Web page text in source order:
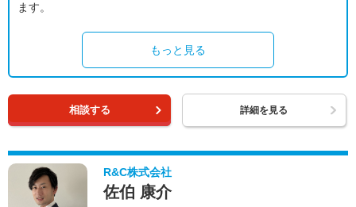
ます。
もっと見る
相談する 詳細を見る
R&C株式会社
佐伯 康介